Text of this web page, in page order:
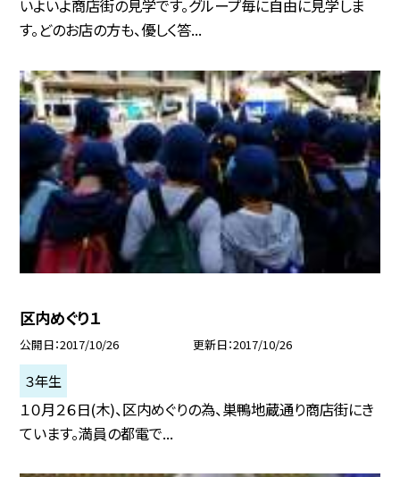
いよいよ商店街の見学です。グループ毎に自由に見学しま
す。どのお店の方も、優しく答...
区内めぐり１
公開日 2017/10/26 更新日 2017/10/26
３年生
１０月２６日(木)、区内めぐりの為、巣鴨地蔵通り商店街にき
ています。満員の都電で...